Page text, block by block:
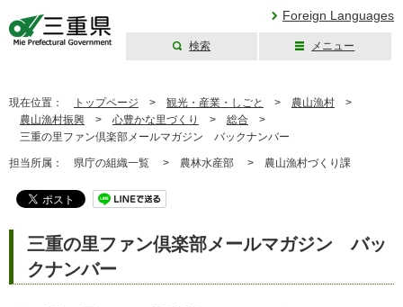
Foreign Languages
検索 メニュー
現在位置： トップページ > 観光・産業・しごと > 農山漁村 >
農山漁村振興 > 心豊かな里づくり > 総合 >
三重の里ファン倶楽部メールマガジン バックナンバー
担当所属： 県庁の組織一覧 > 農林水産部 > 農山漁村づくり課
三重の里ファン倶楽部メールマガジン バッ
クナンバー